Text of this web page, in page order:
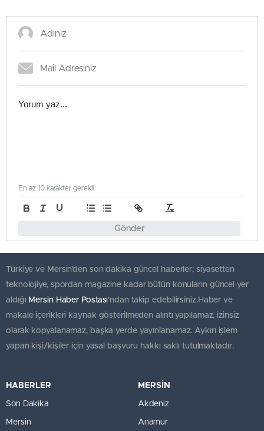
Gönder
En az 10 karakter gerekli
Türkiye ve Mersin’den son dakika güncel haberler; siyasetten
teknolojiye, spordan magazine kadar bütün konuların güncel yer
aldığı Mersin Haber Postası'ndan takip edebilirsiniz.Haber ve
makale içerikleri kaynak gösterilmeden alıntı yapılamaz, izinsiz
olarak kopyalanamaz, başka yerde yayınlanamaz. Aykırı işlem
yapan kişi/kişiler için yasal başvuru hakkı saklı tutulmaktadır.
HABERLER
Son Dakika
Mersin
MERSİN
Akdeniz
Anamur